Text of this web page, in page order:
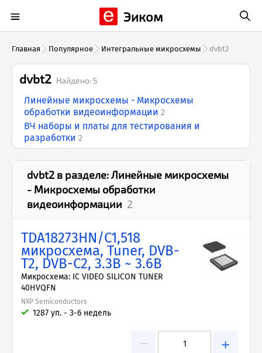
Эиком
Главная Популярное Интегральные микросхемы dvbt2
dvbt2 Найдено: 5
Линейные микросхемы - Микросхемы
обработки видеоинформации 2
ВЧ наборы и платы для тестирования и
разработки 2
dvbt2 в разделе:Линейные микросхемы
- Микросхемы обработки
видеоинформации 2
TDA18273HN/C1,518
микросхема, Tuner, DVB-
T2, DVB-C2, 3.3В ~ 3.6В
Микросхема: IC VIDEO SILICON TUNER
40HVQFN
NXP Semiconductors
1287 уп. - 3-6 недель
− +